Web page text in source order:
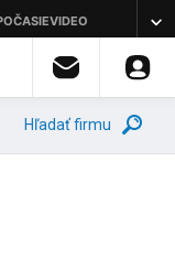
Hľadať firmu